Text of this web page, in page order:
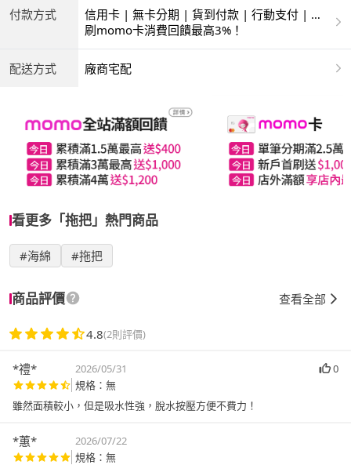
付款方式
信用卡 | 無卡分期 | 貨到付款 | 行動支付 | 超
商付款 | ATM | 銀聯卡
刷momo卡消費回饋最高3%！
配送方式 廠商宅配
看更多「拖把」熱門商品
#海綿 #拖把
商品評價 查看全部
4.8(2則評價)
*禮* 2026/05/31
0
規格：無
雖然面積較小，但是吸水性強，脫水按壓方便不費力！
*蕙*
2026/07/22
規格：無